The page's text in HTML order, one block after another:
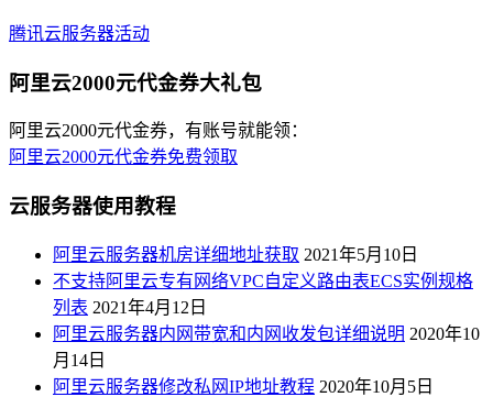
腾讯云服务器活动
阿里云2000元代金券大礼包
阿里云2000元代金券，有账号就能领：
阿里云2000元代金券免费领取
云服务器使用教程
阿里云服务器机房详细地址获取 2021年5月10日
不支持阿里云专有网络VPC自定义路由表ECS实例规格
列表 2021年4月12日
阿里云服务器内网带宽和内网收发包详细说明 2020年10
月14日
阿里云服务器修改私网IP地址教程 2020年10月5日